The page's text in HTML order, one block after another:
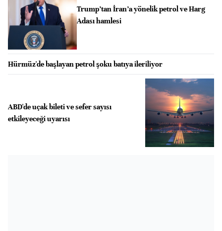
Trump’tan İran’a yönelik petrol ve Harg
Adası hamlesi
Hürmüz'de başlayan petrol şoku batıya ileriliyor
ABD'de uçak bileti ve sefer sayısı
etkileyeceği uyarısı